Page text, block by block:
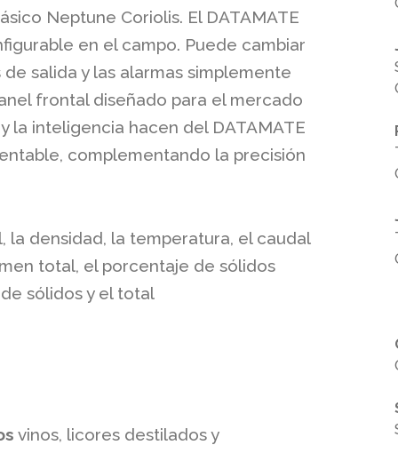
Neptune Coriolis. El DATAMATE
en el campo. Puede cambiar
salida y las alarmas simplemente
frontal diseñado para el mercado
la inteligencia hacen del DATAMATE
complementando la precisión
la densidad, la temperatura, el caudal
total, el porcentaje de sólidos
sólidos y el total
vinos, licores destilados y